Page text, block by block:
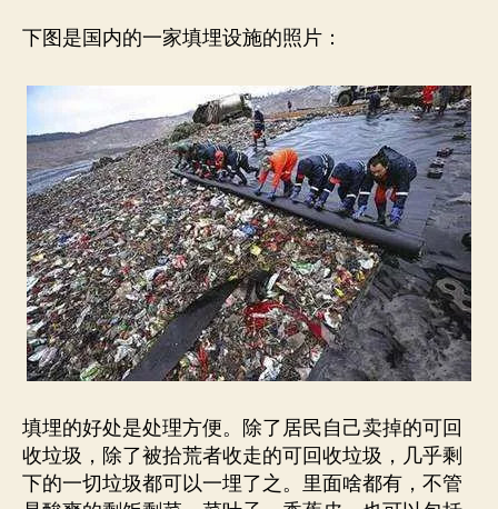
下图是国内的一家填埋设施的照片：
填埋的好处是处理方便。除了居民自己卖掉的可回
收垃圾，除了被拾荒者收走的可回收垃圾，几乎剩
下的一切垃圾都可以一埋了之。里面啥都有，不管